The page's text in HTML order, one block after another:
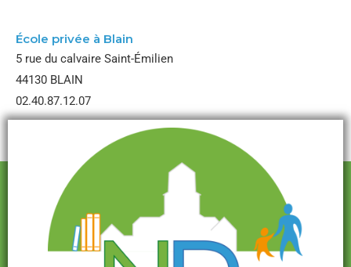
École privée à Blain
5 rue du calvaire Saint-Émilien
44130 BLAIN
02.40.87.12.07